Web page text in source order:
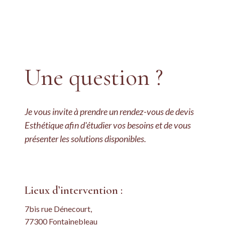
Une question ?
Je vous invite à prendre un rendez-vous de devis
Esthétique afin d'étudier vos besoins et de vous
présenter les solutions disponibles.
Lieux d’intervention :
7bis rue Dénecourt,
77300 Fontainebleau